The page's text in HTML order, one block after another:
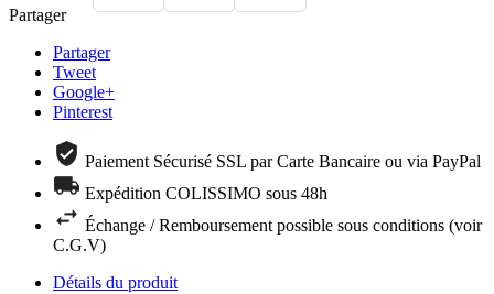
Partager
Partager
Tweet
Google+
Pinterest
Paiement Sécurisé SSL par Carte Bancaire ou via PayPal
Expédition COLISSIMO sous 48h
Échange / Remboursement possible sous conditions (voir
C.G.V)
Détails du produit